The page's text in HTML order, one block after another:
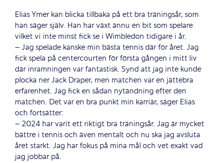
Elias Ymer kan blicka tillbaka på ett bra träningsår, som
han säger själv. Han har växt ännu en bit som spelare
vilket vi inte minst fick se i Wimbledon tidigare i år.
– Jag spelade kanske min bästa tennis där för året. Jag
fick spela på centercourten för första gången i mitt liv
där inramningen var fantastisk. Synd att jag inte kunde
plocka ner Jack Draper, men matchen var en jättebra
erfarenhet. Jag fick en sådan nytändning efter den
matchen. Det var en bra punkt min karriär, säger Elias
och fortsätter:
– 2024 har varit ett riktigt bra träningsår. Jag är mycket
bättre i tennis och även mentalt och nu ska jag avsluta
året starkt. Jag har fokus på mina mål och vet exakt vad
jag jobbar på.